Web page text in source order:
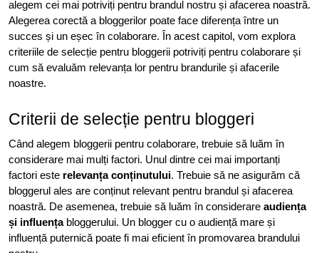
alegem cei mai potriviți pentru brandul nostru și afacerea noastră.
Alegerea corectă a bloggerilor poate face diferența între un
succes și un eșec în colaborare. În acest capitol, vom explora
criteriile de selecție pentru bloggerii potriviți pentru colaborare și
cum să evaluăm relevanța lor pentru brandurile și afacerile
noastre.
Criterii de selecție pentru bloggeri
Când alegem bloggerii pentru colaborare, trebuie să luăm în
considerare mai mulți factori. Unul dintre cei mai importanți
factori este relevanța conținutului. Trebuie să ne asigurăm că
bloggerul ales are conținut relevant pentru brandul și afacerea
noastră. De asemenea, trebuie să luăm în considerare audiența
și influențabloggerului. Un blogger cu o audiență mare și
influență puternică poate fi mai eficient în promovarea brandului